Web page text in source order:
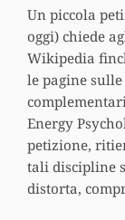
Un piccola
oggi) chiede
Wikipedia
le pagine
Energy
petizione,
tali discipline
distorta,